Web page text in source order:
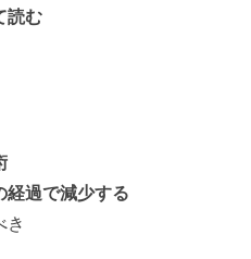
読む
経過で減少する